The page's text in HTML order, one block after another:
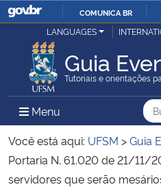
IR
O
COMUNICA BR
Ministério da Justiça e Segurança
Ministério da Defesa
Ministério das Relações Exteriores
Ministério da Economia
LANGUAGES
Guia
Tutoriais e orientações
Menu Menu Principal do
Você está aqui: UFSM >Guia
Portaria N. 61.020 de 21/11/
servidores que serão